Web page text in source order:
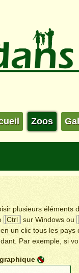
Zoos
plusieurs éléments
Ctrl sur Windows ou
un clic tous les
Par exemple, si